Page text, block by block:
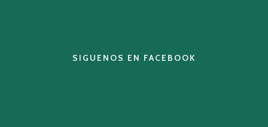
SIGUENOS EN FACEBOOK